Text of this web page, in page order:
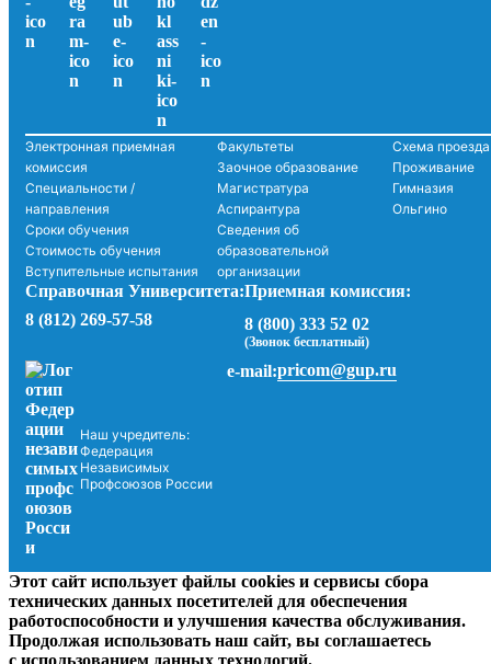
Электронная приемная
комиссия
Специальности /
направления
Сроки обучения
Стоимость обучения
Вступительные испытания
Факультеты
Заочное образование
Магистратура
Аспирантура
Сведения об
образовательной
организации
Схема проезда
Проживание
Гимназия
Ольгино
Справочная Университета:
8 (812) 269-57-58
Приемная комиссия:
8 (800) 333 52 02
(Звонок бесплатный)
Наш учредитель:
Федерация
Независимых
Профсоюзов России
e-mail:pricom@gup.ru
Этот сайт использует файлы cookies и сервисы сбора
технических данных посетителей для обеспечения
работоспособности и улучшения качества обслуживания.
Продолжая использовать наш сайт, вы соглашаетесь